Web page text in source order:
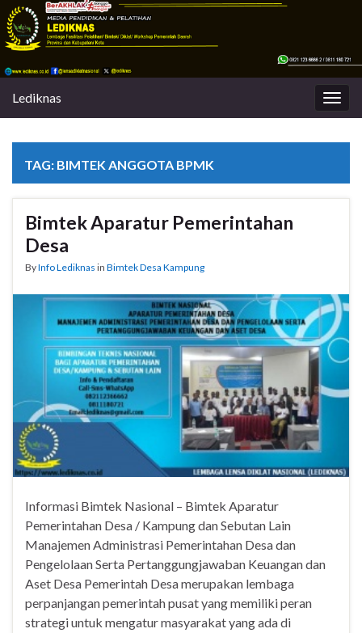
Lediknas
TAG: BIMTEK ANGGOTA BPMK
Bimtek Aparatur Pemerintahan
Desa
ByInfo Lediknas in Bimtek Desa Kampung
Informasi Bimtek Nasional – Bimtek Aparatur
Pemerintahan Desa / Kampung dan Sebutan Lain
Manajemen Administrasi Pemerintahan Desa dan
Pengelolaan Serta Pertanggungjawaban Keuangan dan
Aset Desa Pemerintah Desa merupakan lembaga
perpanjangan pemerintah pusat yang memiliki peran
strategi untuk mengatur masyarakat yang ada di